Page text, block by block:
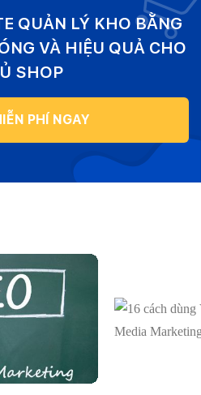
QUẢN LÝ KHO BẰNG
VÀ HIỆU QUẢ CHO
SHOP
PHÍ NGAY